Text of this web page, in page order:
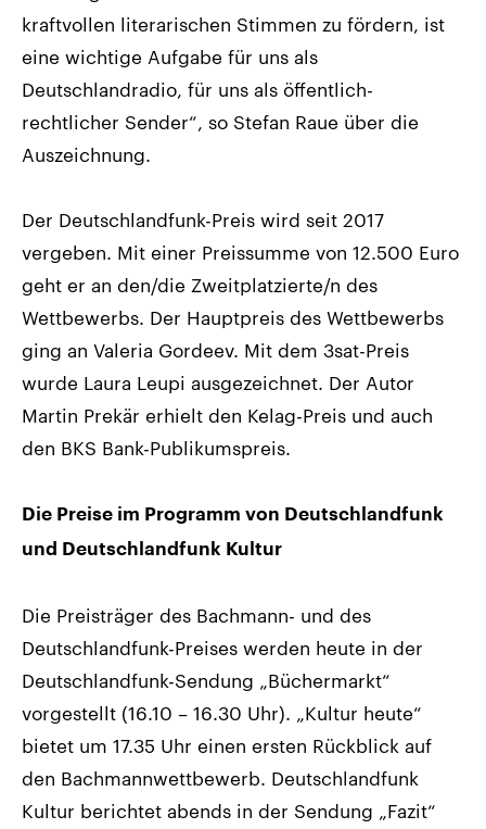
kraftvollen literarischen Stimmen zu fördern, ist
eine wichtige Aufgabe für uns als
Deutschlandradio, für uns als öffentlich-
rechtlicher Sender“, so Stefan Raue über die
Auszeichnung.
Der Deutschlandfunk-Preis wird seit 2017
vergeben. Mit einer Preissumme von 12.500 Euro
geht er an den/die Zweitplatzierte/n des
Wettbewerbs. Der Hauptpreis des Wettbewerbs
ging an Valeria Gordeev. Mit dem 3sat-Preis
wurde Laura Leupi ausgezeichnet. Der Autor
Martin Prekär erhielt den Kelag-Preis und auch
den BKS Bank-Publikumspreis.
Die Preise im Programm von Deutschlandfunk
und Deutschlandfunk Kultur
Die Preisträger des Bachmann- und des
Deutschlandfunk-Preises werden heute in der
Deutschlandfunk-Sendung „Büchermarkt“
vorgestellt (16.10 – 16.30 Uhr). „Kultur heute“
bietet um 17.35 Uhr einen ersten Rückblick auf
den Bachmannwettbewerb. Deutschlandfunk
Kultur berichtet abends in der Sendung „Fazit“